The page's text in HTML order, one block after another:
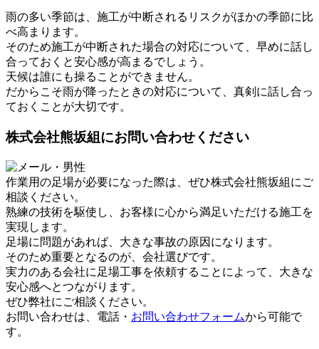
雨の多い季節は、施工が中断されるリスクがほかの季節に比
べ高まります。
そのため施工が中断された場合の対応について、早めに話し
合っておくと安心感が高まるでしょう。
天候は誰にも操ることができません。
だからこそ雨が降ったときの対応について、真剣に話し合っ
ておくことが大切です。
株式会社熊坂組にお問い合わせください
作業用の足場が必要になった際は、ぜひ株式会社熊坂組にご
相談ください。
熟練の技術を駆使し、お客様に心から満足いただける施工を
実現します。
足場に問題があれば、大きな事故の原因になります。
そのため重要となるのが、会社選びです。
実力のある会社に足場工事を依頼することによって、大きな
安心感へとつながります。
ぜひ弊社にご相談ください。
お問い合わせは、電話・ お問い合わせフォームから可能で
す。